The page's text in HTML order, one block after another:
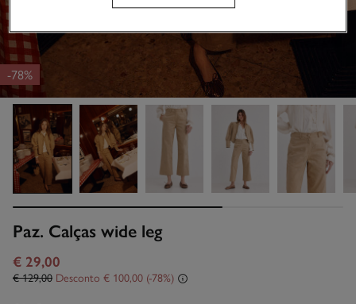
-78%
Paz. Calças wide leg
€ 29,00
€ 129,00 Desconto € 100,00 78